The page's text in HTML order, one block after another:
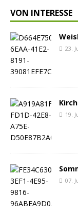
VON INTERESSE
23.
19.
07.